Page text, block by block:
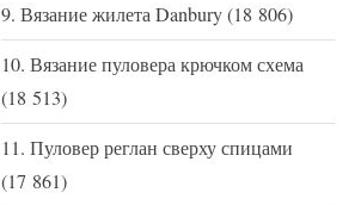
Вязание жилета Danbury(18 806)
Вязание пуловера крючком схема
(18 513)
Пуловер реглан сверху спицами
(17 861)